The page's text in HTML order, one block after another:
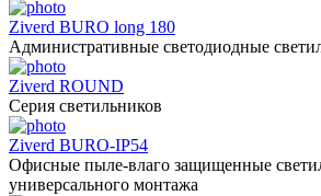
Ziverd BURO long 180
Административные светодиодные
Ziverd ROUND
Серия светильников
Ziverd BURO-IP54
Офисные пыле-влаго защищенные
универсального монтажа